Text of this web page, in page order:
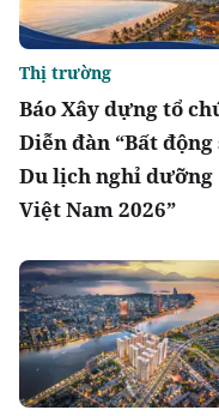
Báo Xây dựng tổ
Diễn đàn “Bất động
Du lịch nghỉ dưỡng
Việt Nam 2026”
Thị trường